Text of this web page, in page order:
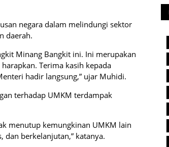
negara dalam melindungi sektor
daerah.
Minang Bangkit ini. Ini merupakan
Terima kasih kepada
hadir langsung,” ujar Muhidi.
terhadap UMKM terdampak
menutup kemungkinan UMKM lain
dan berkelanjutan,” katanya.